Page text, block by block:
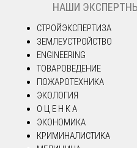
НАШИ
СТРОЙЭКСПЕРТИЗА
ЗЕМЛЕУСТРОЙСТВО
ENGINEERING
ТОВАРОВЕДЕНИЕ
ПОЖАРОТЕХНИКА
ЭКОЛОГИЯ
О Ц Е Н К А
ЭКОНОМИКА
КРИМИНАЛИСТИКА